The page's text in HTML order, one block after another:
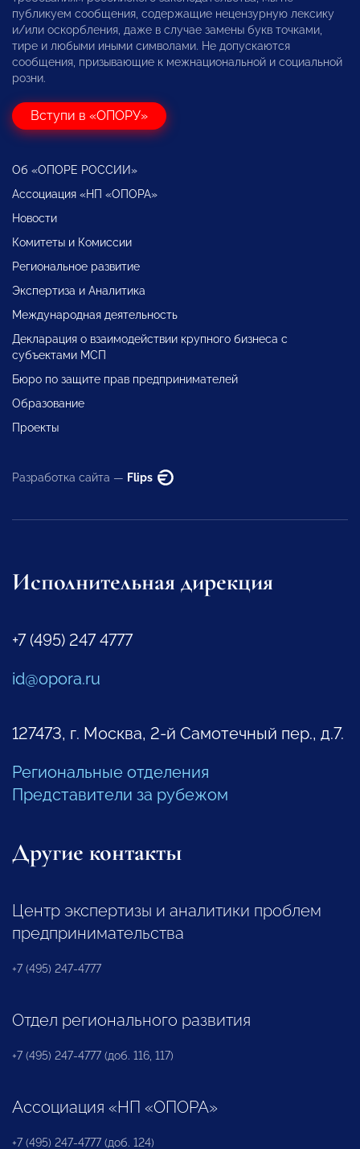
публикуем сообщения, содержащие нецензурную лексику
и/или оскорбления, даже в случае замены букв точками,
тире и любыми иными символами. Не допускаются
сообщения, призывающие к межнациональной и социальной
розни.
Вступи в «ОПОРУ»
Об «ОПОРЕ РОССИИ»
Ассоциация «НП «ОПОРА»
Новости
Комитеты и Комиссии
Региональное развитие
Экспертиза и Аналитика
Международная деятельность
Декларация о взаимодействии крупного бизнеса с
субъектами МСП
Бюро по защите прав предпринимателей
Образование
Проекты
Разработка сайта — Flips
Исполнительная дирекция
+7 (495) 247 4777
id@opora.ru
127473, г. Москва, 2-й Самотечный пер., д.7.
Региональные отделения
Представители за рубежом
Другие контакты
Центр экспертизы и аналитики проблем
предпринимательства
+7 (495) 247-4777
Отдел регионального развития
+7 (495) 247-4777 (доб. 116, 117)
Ассоциация «НП «ОПОРА»
+7 (495) 247-4777 (доб. 124)